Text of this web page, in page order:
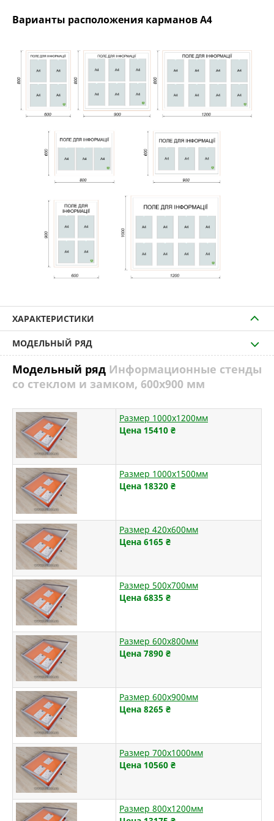
Варианты расположения карманов А4
ХАРАКТЕРИСТИКИ
МОДЕЛЬНЫЙ РЯД
Модельный ряд Информационные стенды
со стеклом и замком, 600х900 мм
Размер 1000х1200мм
Цена 15410 ₴
Размер 1000х1500мм
Цена 18320 ₴
Размер 420х600мм
Цена 6165 ₴
Размер 500х700мм
Цена 6835 ₴
Размер 600х800мм
Цена 7890 ₴
Размер 600х900мм
Цена 8265 ₴
Размер 700х1000мм
Цена 10560 ₴
Размер 800х1200мм